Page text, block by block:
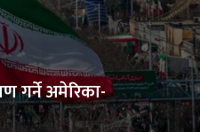
गर्ने अमेरिका-